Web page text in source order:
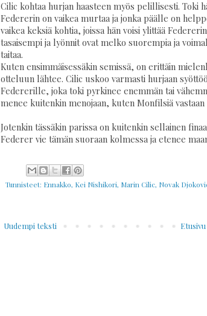
Cilic kohtaa hurjan haasteen myös pelillisesti. Toki
Federerin on vaikea murtaa ja jonka päälle on
vaikea keksiä kohtia, joissa hän voisi ylittää
tasaisempi ja lyönnit ovat melko suorempia ja
taitaa.
Kuten ensimmäisessäkin semissä, on erittäin
otteluun lähtee. Cilic uskoo varmasti hurjaan
Federerille, joka toki pyrkinee enemmän tai
menee kuitenkin menojaan, kuten Monfilsiä vastaan
Jotenkin tässäkin parissa on kuitenkin sellainen
Federer vie tämän suoraan kolmessa ja etenee
Tunnisteet: Ennakko, Kei Nishikori, Marin Cilic, Novak
Uudempi teksti Etusivu